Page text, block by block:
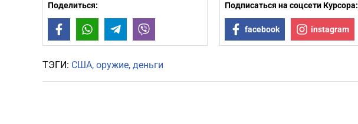
Поделиться:
FacebookWhatsAppTelegram
Подписаться на соцсети Курсора:
facebook instagram
ТЭГИ: США оружие деньги